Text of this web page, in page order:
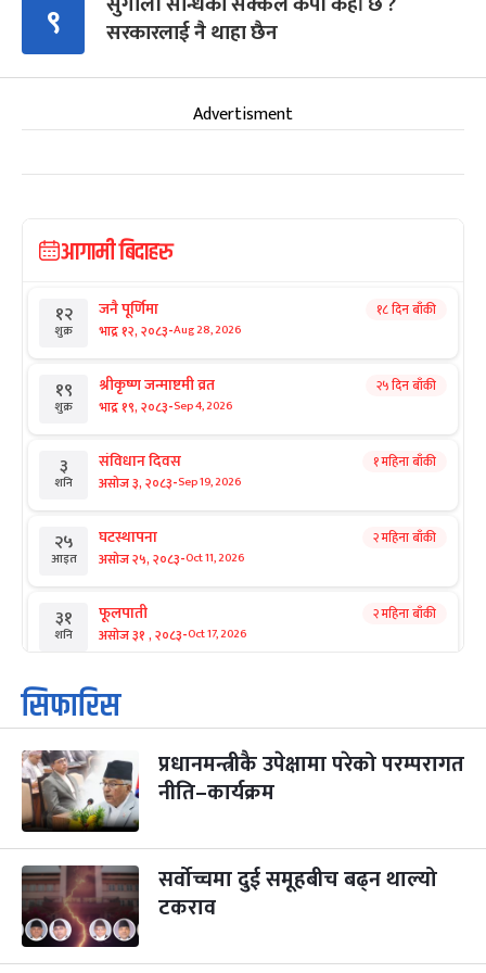
९
सरकारलाई नै थाहा छैन
Advertisment
आगामी बिदाहरु
१२
शुक्र
जनै पूर्णिमा
भाद्र १२, २०८३-Aug 28, 2026
१८ दिन बाँकी
१९
शुक्र
श्रीकृष्ण जन्माष्टमी व्रत
भाद्र १९, २०८३-Sep 4, 2026
२५ दिन बाँकी
३
शनि
संविधान दिवस
असोज ३, २०८३-Sep 19, 2026
१ महिना बाँकी
२५
आइत
घटस्थापना
असोज २५, २०८३-Oct 11, 2026
२ महिना बाँकी
३१
शनि
फूलपाती
असोज ३१ , २०८३-Oct 17, 2026
२ महिना बाँकी
१
आइत
कार्तिक सङ्क्रान्ति
कार्तिक १, २०८३
३
मंगल
महानवमी
कार्तिक ३, २०८३-Oct 20, 2026
२ महिना बाँकी
४
बुध कार्तिक ४, २०८३ -Oct 21, 2026
५
बिहि
पापा‌ङ्कुशा एकादशी व्रत
कार्तिक ५, २०८३
सिफारिस
प्रधानमन्त्रीकै उपेक्षामा परेको परम्परागत
नीति–कार्यक्रम
सर्वोच्चमा दुई समूहबीच बढ्न थाल्यो
टकराव